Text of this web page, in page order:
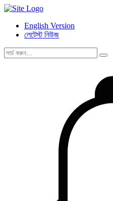
English Version
লেটেস্ট নিউজ